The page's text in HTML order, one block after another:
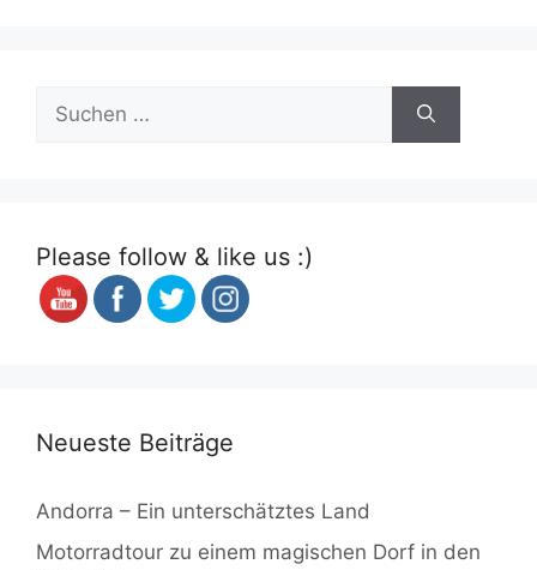
Suchen
nach:
Please follow & like us :)
Neueste Beiträge
Andorra – Ein unterschätztes Land
Motorradtour zu einem magischen Dorf in den